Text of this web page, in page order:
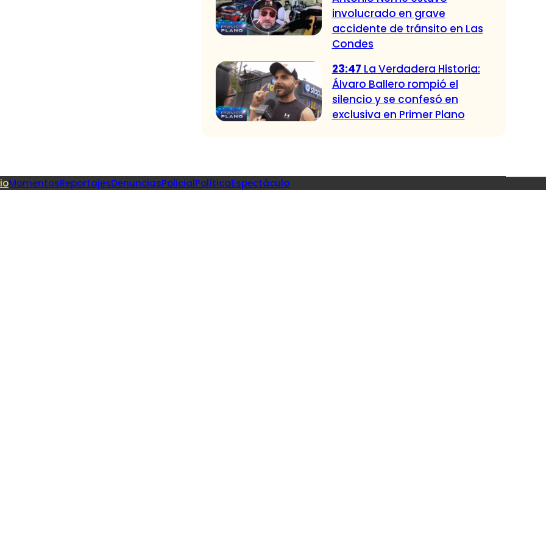
involucrado en grave
accidente de tránsito en Las
Condes
23:47 La Verdadera Historia:
Álvaro Ballero rompió el
silencio y se confesó en
exclusiva en Primer Plano
MomentosReportajesDenunciasPolicialPolíticaEspectáculo